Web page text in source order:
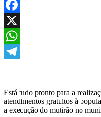
Facebook
X
WhatsApp
Está tudo pronto para a
atendimentos gratuitos à
a execução do mutirão no